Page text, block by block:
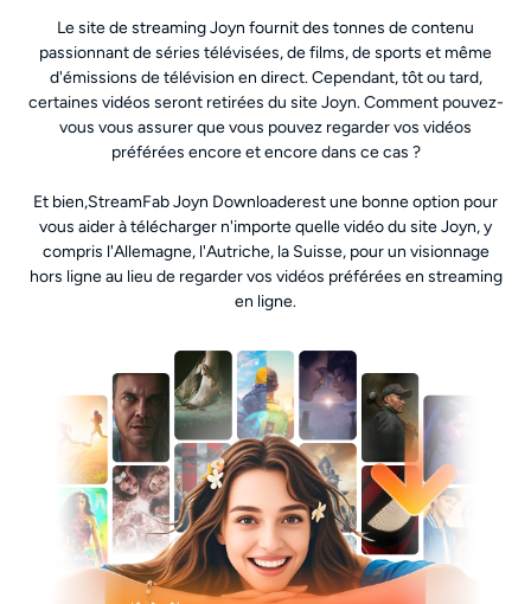
Le site de streaming Joyn fournit des tonnes de contenu
passionnant de séries télévisées, de films, de sports et même
d'émissions de télévision en direct. Cependant, tôt ou tard,
certaines vidéos seront retirées du site Joyn. Comment pouvez-
vous vous assurer que vous pouvez regarder vos vidéos
préférées encore et encore dans ce cas ?
Et bien,StreamFab Joyn Downloaderest une bonne option pour
vous aider à télécharger n'importe quelle vidéo du site Joyn, y
compris l'Allemagne, l'Autriche, la Suisse, pour un visionnage
hors ligne au lieu de regarder vos vidéos préférées en streaming
en ligne.